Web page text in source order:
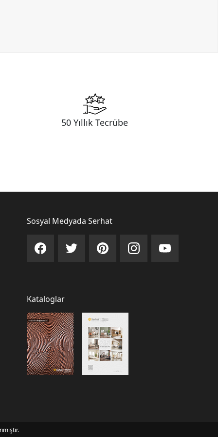
50 Yıllık Tecrübe
Sosyal Medyada Serhat
Kataloglar